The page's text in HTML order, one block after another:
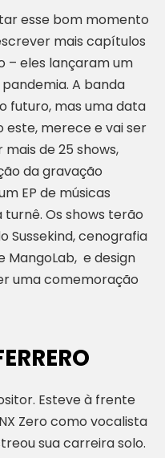
esse bom momento
mais capítulos
– eles lançaram um
A banda
futuro, mas uma data
este, merece e vai ser
de 25 shows,
da gravação
EP de músicas
Os shows terão
Sussekind, cenografia
MangoLab, e design
uma comemoração
Esteve à frente
Zero como vocalista
sua carreira solo.